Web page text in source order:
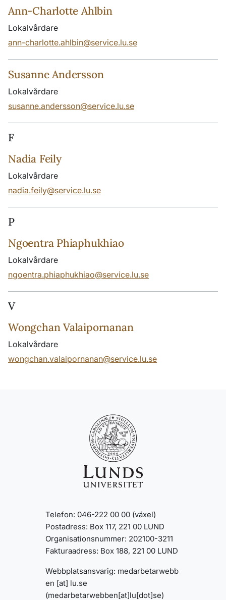
Ann-Charlotte Ahlbin
Lokalvårdare
ann-charlotte.ahlbin@service.lu.se
Susanne Andersson
Lokalvårdare
susanne.andersson@service.lu.se
F
Nadia Feily
Lokalvårdare
nadia.feily@service.lu.se
P
Ngoentra Phiaphukhiao
Lokalvårdare
ngoentra.phiaphukhiao@service.lu.se
V
Wongchan Valaipornanan
Lokalvårdare
wongchan.valaipornanan@service.lu.se
Telefon: 046-222 00 00 (växel)
Postadress: Box 117, 221 00 LUND
Organisationsnummer: 202100-3211
Fakturaadress: Box 188, 221 00 LUND
Webbplatsansvarig: medarbetarwebb
en [at] lu.se
(medarbetarwebben[at]lu[dot]se)